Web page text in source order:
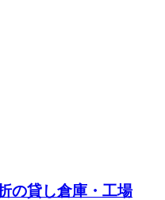
の貸し倉庫・工場